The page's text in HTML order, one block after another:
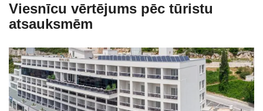
Viesnīcu vērtējums pēc tūristu
atsauksmēm